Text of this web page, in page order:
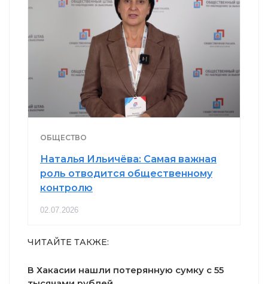
ОБЩЕСТВО
Наталья Ильичёва: Самая важная
роль отводится общественному
контролю
02.07.2026
ЧИТАЙТЕ ТАКЖЕ:
В Хакасии нашли потерянную сумку с 55